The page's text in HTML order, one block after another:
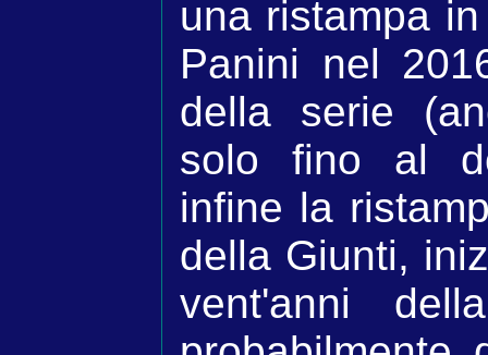
una ristampa
Panini nel
della serie
solo fino al
infine la
della Giunti,
vent'anni